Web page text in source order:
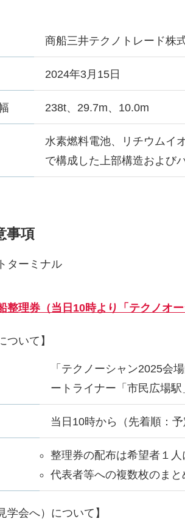
商船三井テクノトレード株
2024年3月15日
238t、29.7m、10.0m
水素燃料電池、リチウムイ
で構成した上部構造および
事項
ターミナル
整理券（当日10時より「テクノオ
ついて】
「テクノーシャン2025会
ートライナー「市民広場駅
当日10時から（先着順：
整理券の配布は希望者１人
代表者等への複数枚のまと
学会へ）について】